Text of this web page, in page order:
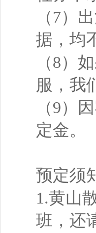
（7）
据，均
（8）
服，我
（9）
定金。
预定须
1.黄山
班，还